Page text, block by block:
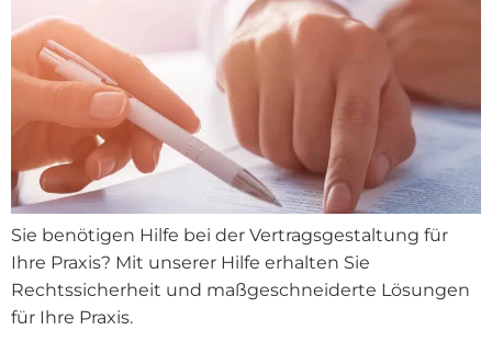
Sie benötigen Hilfe bei der Vertragsgestaltung für
Ihre Praxis? Mit unserer Hilfe erhalten Sie
Rechtssicherheit und maßgeschneiderte Lösungen
für Ihre Praxis.